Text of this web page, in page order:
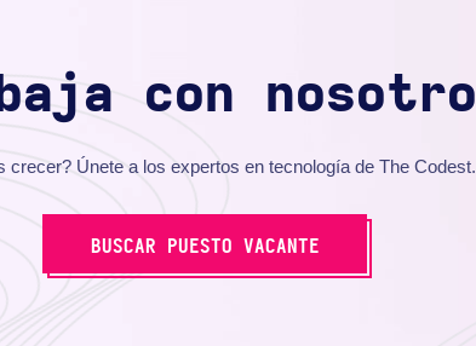
con
crecer? Únete a los expertos en tecnología de The Codest.
BUSCAR PUESTO VACANTE